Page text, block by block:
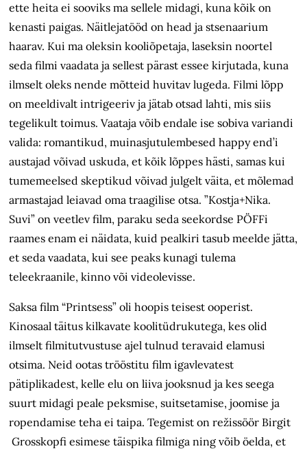
ette heita ei sooviks ma sellele midagi, kuna kõik on
kenasti paigas. Näitlejatööd on head ja stsenaarium
haarav. Kui ma oleksin kooliõpetaja, laseksin noortel
seda filmi vaadata ja sellest pärast essee kirjutada, kuna
ilmselt oleks nende mõtteid huvitav lugeda. Filmi lõpp
on meeldivalt intrigeeriv ja jätab otsad lahti, mis siis
tegelikult toimus. Vaataja võib endale ise sobiva variandi
valida: romantikud, muinasjutulembesed happy end’i
austajad võivad uskuda, et kõik lõppes hästi, samas kui
tumemeelsed skeptikud võivad julgelt väita, et mõlemad
armastajad leiavad oma traagilise otsa. ”Kostja+Nika.
Suvi” on veetlev film, paraku seda seekordse PÖFFi
raames enam ei näidata, kuid pealkiri tasub meelde jätta,
et seda vaadata, kui see peaks kunagi tulema
teleekraanile, kinno või videolevisse.
Saksa film “Printsess” oli hoopis teisest ooperist.
Kinosaal täitus kilkavate koolitüdrukutega, kes olid
ilmselt filmitutvustuse ajel tulnud teravaid elamusi
otsima. Neid ootas trööstitu film igavlevatest
pätiplikadest, kelle elu on liiva jooksnud ja kes seega
suurt midagi peale peksmise, suitsetamise, joomise ja
ropendamise teha ei taipa. Tegemist on režissöör Birgit
Grosskopfi esimese täispika filmiga ning võib öelda, et